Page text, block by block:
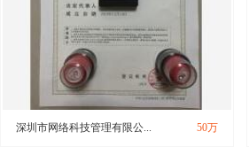
深圳市网络科技管理有限公... 50万